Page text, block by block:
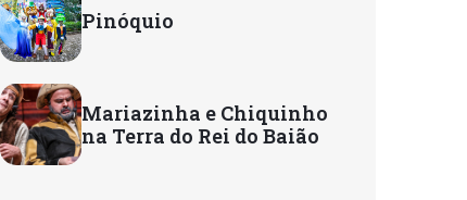
Pinóquio
Mariazinha e Chiquinho
na Terra do Rei do Baião